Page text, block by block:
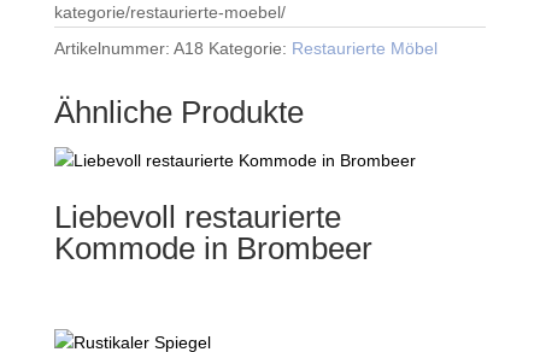
kategorie/restaurierte-moebel/
Artikelnummer: A18 Kategorie: Restaurierte Möbel
Ähnliche Produkte
Liebevoll restaurierte
Kommode in Brombeer